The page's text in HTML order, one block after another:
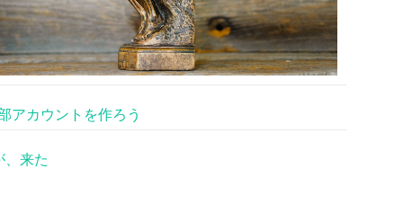
アカウントを作ろう
、来た